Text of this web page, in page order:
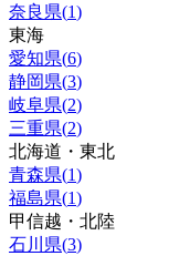
奈良県(1)
東海
愛知県(6)
静岡県(3)
岐阜県(2)
三重県(2)
北海道・東北
青森県(1)
福島県(1)
甲信越・北陸
石川県(3)